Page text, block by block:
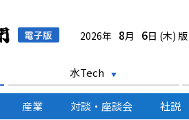
日本水道新聞 電子版
2026年 8月 6日 (木) 版
水Tech
産業 対談・座談会 社説